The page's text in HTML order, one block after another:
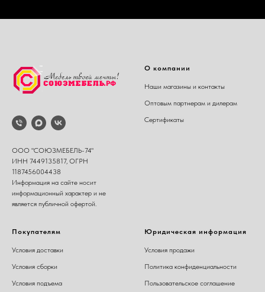
ООО "СОЮЗМЕБЕЛЬ-74"
ИНН 7449135817, ОГРН
1187456004438
Информация на сайте носит
информационный характер и не
является публичной офертой.
О компании
Наши магазины и контакты
Оптовым партнерам и дилерам
Сертификаты
Покупателям
Условия доставки
Условия сборки
Условия подъема
Юридическая информация
Условия продажи
Политика конфиденциальности
Пользовательское соглашение